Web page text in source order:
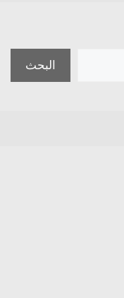
البحث